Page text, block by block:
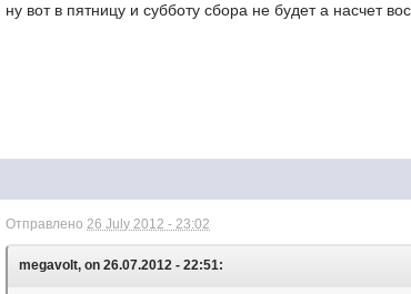
ну вот в пятницу и субботу сбора не будет а насчет
Отправлено26 July 2012 - 23:02
megavolt, on 26.07.2012 - 22:51: